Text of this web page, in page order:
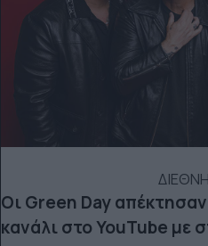
Οι Green Day
κανάλι στο YouTube με